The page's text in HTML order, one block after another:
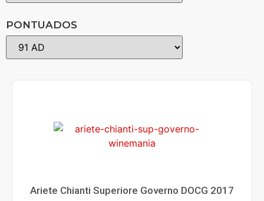
PONTUADOS
Ariete Chianti Superiore Governo DOCG 2017